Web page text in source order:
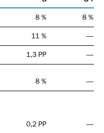
8 % 8 %
11 % —
1,3 PP —
8 % —
0,2 PP —